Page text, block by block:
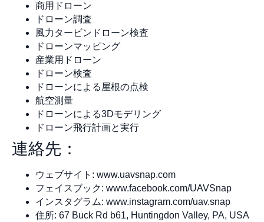
商用ドローン
ドローン調査
風力タービンドローン検査
ドローンマッピング
産業用ドローン
ドローン検査
ドローンによる屋根の点検
航空測量
ドローンによる3Dモデリング
ドローン飛行計画と実行
連絡先：
ウェブサイト: www.uavsnap.com
フェイスブック: www.facebook.com/UAVSnap
インスタグラム: www.instagram.com/uav.snap
住所: 67 Buck Rd b61, Huntingdon Valley, PA, USA